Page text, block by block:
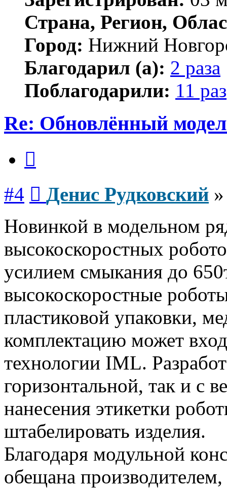
Страна, Регион,
Город: Нижний
Благодарил (а): 2 раза
Поблагодарили: 11 раз
Re: Обновлённый
#4 Денис Рудковский
Новинкой в модельном
высокоскоростных
усилием смыкания до
высокоскоростные
пластиковой упаковки,
комплектацию может
технологии IML.
горизонтальной, так и с
нанесения этикетки
штабелировать изделия.
Благодаря модульной
обещана